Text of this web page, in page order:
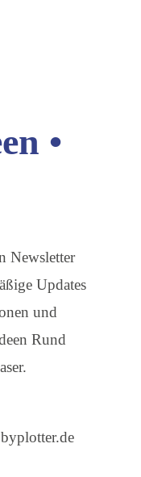
•
Newsletter
Updates
und
Rund